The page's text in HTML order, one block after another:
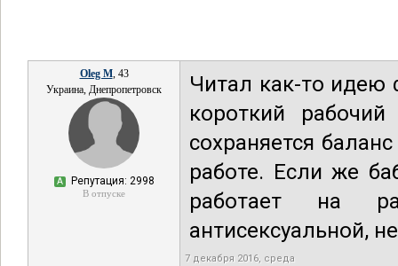
Oleg M, 43
Украина, Днепропетровск
А Репутация: 2998
В отпуске
Читал как-то
короткий
сохраняется
работе. Если же
работает на
антисексуальной,
7 декабря 2016, среда